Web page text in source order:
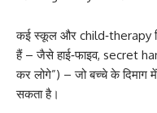
कई स्कूल और child‑therapy
हैं – जैसे हाई‑फाइव, secret
कर लोगे”) – जो बच्चे के
सकता है।